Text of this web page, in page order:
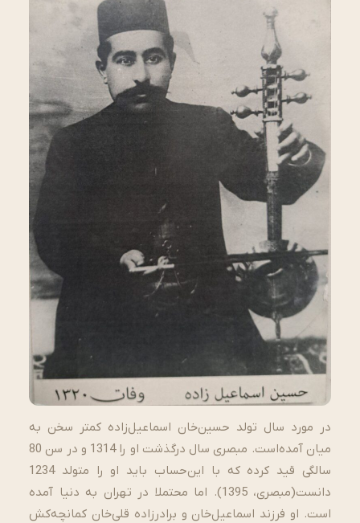
در مورد سال تولد حسین‌خان اسماعیل‌زاده کمتر سخن به
میان آمده‌است. مبصری سال درگذشت او را 1314 و در سن 80
سالگی قید کرده که با این‌حساب باید او را متولد 1234
دانست(مبصری، 1395). اما محتملا در تهران به دنیا آمده
است. او فرزند اسماعیل‌خان و برادرزاده قلی‌خان کمانچه‌کش